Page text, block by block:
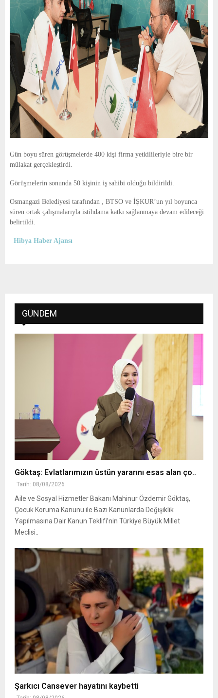
Gün boyu süren görüşmelerde 400 kişi firma yetkilileriyle bire bir
mülakat gerçekleştirdi.
Görüşmelerin sonunda 50 kişinin iş sahibi olduğu bildirildi.
Osmangazi Belediyesi tarafından , BTSO ve İŞKUR’un yıl boyunca
süren ortak çalışmalarıyla istihdama katkı sağlanmaya devam edileceği
belirtildi.
Hibya Haber Ajansı
GÜNDEM
Göktaş: Evlatlarımızın üstün yararını esas alan ço..
Tarih: 08/08/2026
Aile ve Sosyal Hizmetler Bakanı Mahinur Özdemir Göktaş,
Çocuk Koruma Kanunu ile Bazı Kanunlarda Değişiklik
Yapılmasına Dair Kanun Teklifi’nin Türkiye Büyük Millet
Meclisi..
Şarkıcı Cansever hayatını kaybetti